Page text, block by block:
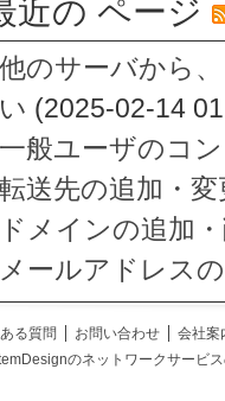
近の ページ
他のサーバから
い (2025-02-14
一般ユーザのコ
転送先の追加・
ドメインの追加
メールアドレス
る質問 お問い合わせ
会社案
のネットワークサービ